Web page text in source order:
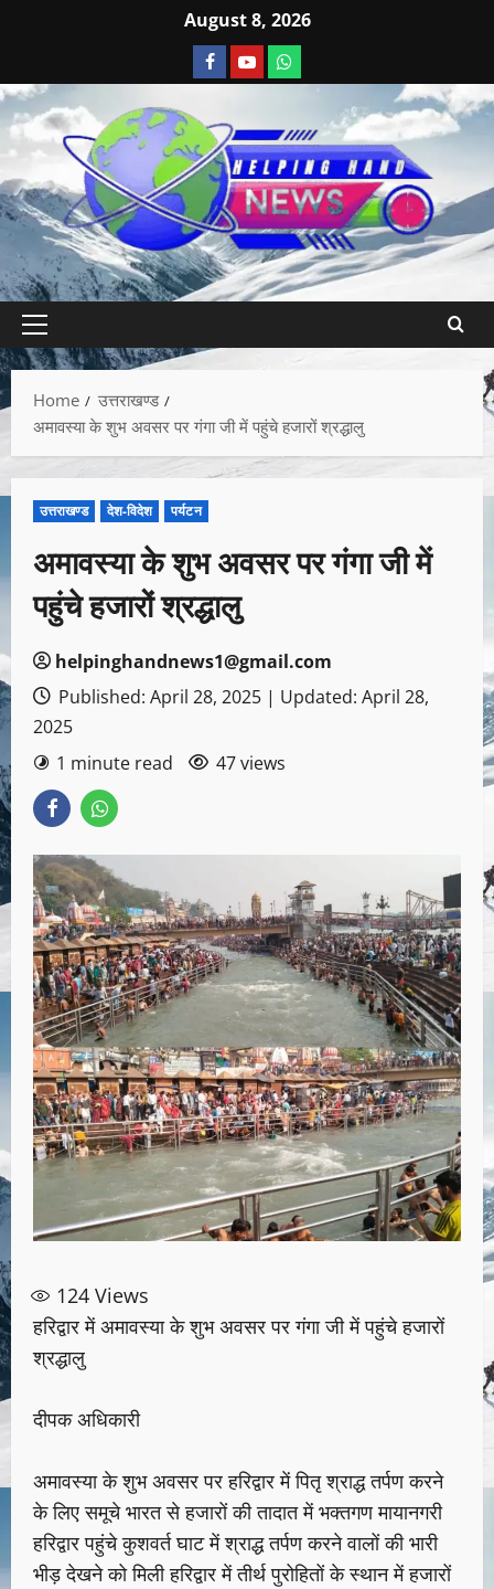
August 8, 2026
Home
उत्तराखण्ड
अमावस्या के शुभ अवसर पर गंगा जी में पहुंचे हजारों श्रद्धालु
उत्तराखण्ड देश-विदेश पर्यटन
अमावस्या के शुभ अवसर पर गंगा जी में
पहुंचे हजारों श्रद्धालु
helpinghandnews1@gmail.com
Published: April 28, 2025 | Updated: April 28,
2025
1 minute read
47 views
124 Views
हरिद्वार में अमावस्या के शुभ अवसर पर गंगा जी में पहुंचे हजारों
श्रद्धालु
दीपक अधिकारी
अमावस्या के शुभ अवसर पर हरिद्वार में पितृ श्राद्ध तर्पण करने
के लिए समूचे भारत से हजारों की तादात में भक्तगण मायानगरी
हरिद्वार पहुंचे कुशवर्त घाट में श्राद्ध तर्पण करने वालों की भारी
भीड़ देखने को मिली हरिद्वार में तीर्थ पुरोहितों के स्थान में हजारों